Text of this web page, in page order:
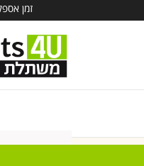
זמן אספקה עד 5 ימי עסקים | משלוח עד הבית מינימום